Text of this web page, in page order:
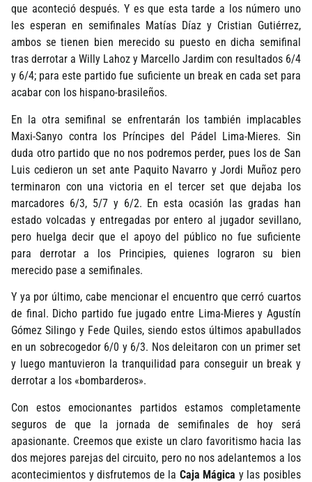
que aconteció después. Y es que esta tarde a los número uno
les esperan en semifinales Matí­as Dí­az y Cristian Gutiérrez,
ambos se tienen bien merecido su puesto en dicha semifinal
tras derrotar a Willy Lahoz y Marcello Jardim con resultados 6/4
y 6/4; para este partido fue suficiente un break en cada set para
acabar con los hispano-brasileños.
En la otra semifinal se enfrentarán los también implacables
Maxi-Sanyo contra los Prí­ncipes del Pádel Lima-Mieres. Sin
duda otro partido que no nos podremos perder, pues los de San
Luis cedieron un set ante Paquito Navarro y Jordi Muñoz pero
terminaron con una victoria en el tercer set que dejaba los
marcadores 6/3, 5/7 y 6/2. En esta ocasión las gradas han
estado volcadas y entregadas por entero al jugador sevillano,
pero huelga decir que el apoyo del público no fue suficiente
para derrotar a los Principies, quienes lograron su bien
merecido pase a semifinales.
Y ya por último, cabe mencionar el encuentro que cerró cuartos
de final. Dicho partido fue jugado entre Lima-Mieres y Agustí­n
Gómez Silingo y Fede Quiles, siendo estos últimos apabullados
en un sobrecogedor 6/0 y 6/3. Nos deleitaron con un primer set
y luego mantuvieron la tranquilidad para conseguir un break y
derrotar a los «bombarderos».
Con estos emocionantes partidos estamos completamente
seguros de que la jornada de semifinales de hoy será
apasionante. Creemos que existe un claro favoritismo hacia las
dos mejores parejas del circuito, pero no nos adelantemos a los
acontecimientos y disfrutemos de la Caja Mágica y las posibles